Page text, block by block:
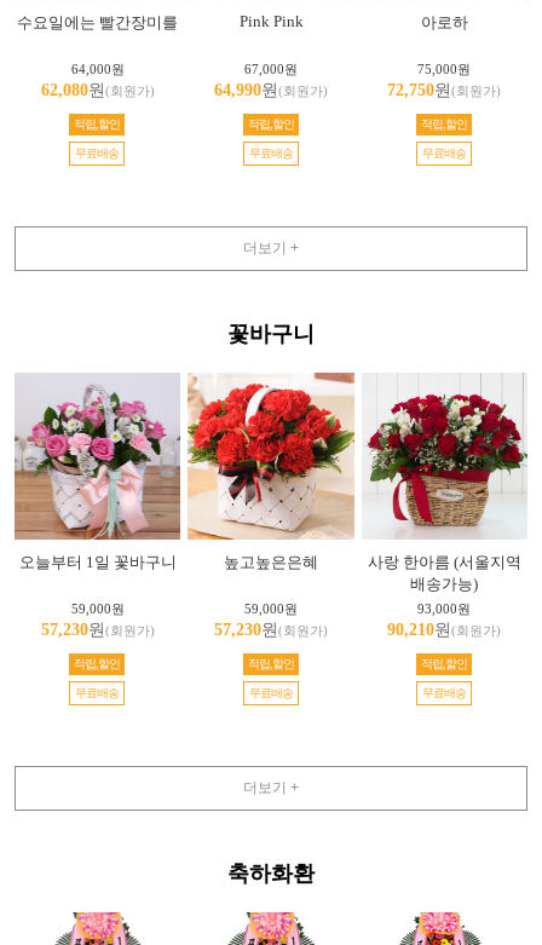
수요일에는 빨간장미를
64,000원
62,080원(회원가)
적립,할인
무료배송
Pink Pink
67,000원
64,990원(회원가)
적립,할인
무료배송
아로하
75,000원
72,750원(회원가)
적립,할인
무료배송
더보기 +
꽃바구니
오늘부터 1일 꽃바구니
59,000원
57,230원(회원가)
적립,할인
무료배송
높고높은은혜
59,000원
57,230원(회원가)
적립,할인
무료배송
사랑 한아름 (서울지역
배송가능)
93,000원
90,210원(회원가)
적립,할인
무료배송
더보기 +
축하화환